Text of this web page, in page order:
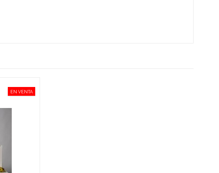
EN VENTA